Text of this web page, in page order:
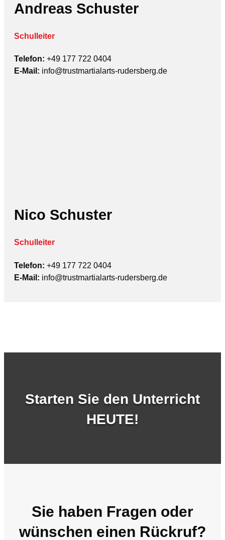
Andreas Schuster
Schulleiter
Telefon: +49 177 722 0404
E-Mail: info@trustmartialarts-rudersberg.de
Nico Schuster
Schulleiter
Telefon: +49 177 722 0404
E-Mail: info@trustmartialarts-rudersberg.de
Starten Sie den Unterricht
HEUTE!
Sie haben Fragen oder
wünschen einen Rückruf?